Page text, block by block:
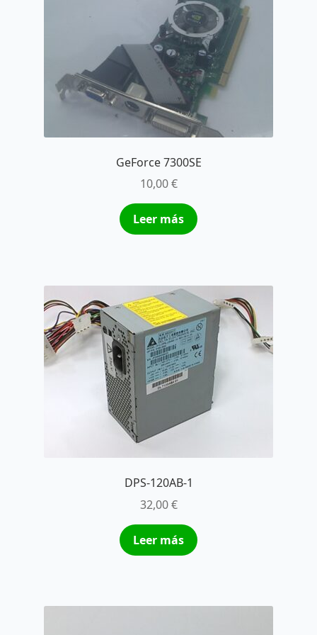
GeForce 7300SE
10,00€
Leer más
DPS-120AB-1
32,00€
Leer más